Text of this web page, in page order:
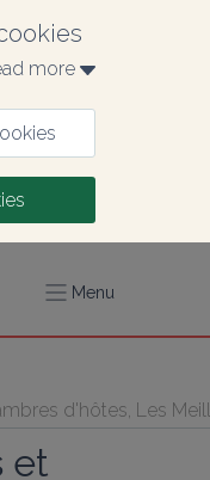
more
Menu
d'hôtes, Les
et